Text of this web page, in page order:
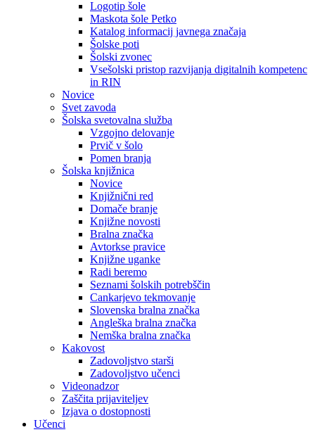
Logotip šole
Maskota šole Petko
Katalog informacij javnega značaja
Šolske poti
Šolski zvonec
Vsešolski pristop razvijanja digitalnih kompetenc
in RIN
Novice
Svet zavoda
Šolska svetovalna služba
Vzgojno delovanje
Prvič v šolo
Pomen branja
Šolska knjižnica
Novice
Knjižnični red
Domače branje
Knjižne novosti
Bralna značka
Avtorkse pravice
Knjižne uganke
Radi beremo
Seznami šolskih potrebščin
Cankarjevo tekmovanje
Slovenska bralna značka
Angleška bralna značka
Nemška bralna značka
Kakovost
Zadovoljstvo starši
Zadovoljstvo učenci
Videonadzor
Zaščita prijaviteljev
Izjava o dostopnosti
Učenci